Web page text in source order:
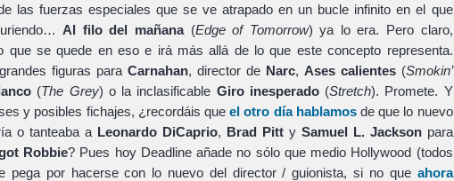
las fuerzas especiales que se ve atrapado en un bucle infinito en el que
Al filo del mañana(Edge of Tomorrow) ya lo era. Pero claro,
se quede en eso e irá más allá de lo que este concepto representa.
figuras para Carnahan, director de Narc, Ases calientes(Smokin’
(The Grey) o la inclasificable Giro inesperado(Stretch). Promete. Y
y posibles fichajes, ¿recordáis queel otro día hablamosde que lo nuevo
o tanteaba a Leonardo DiCaprio, Brad Pitty Samuel L. Jacksonpara
Robbie? Pues hoy Deadline añade no sólo que medio Hollywood (todos
pega por hacerse con lo nuevo del director / guionista, si no que ahora